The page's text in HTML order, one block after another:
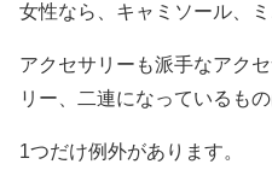
女性なら、キャミソール、
アクセサリーも派手なアク
リー、二連になっているも
1つだけ例外があります。